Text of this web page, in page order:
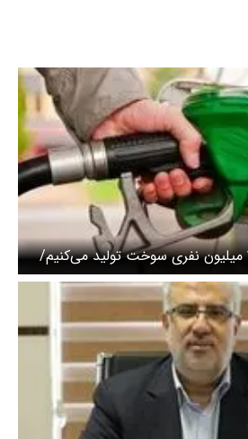
به اندازه یک کشور ۲۵۰ میلیون نفری سوخت تولید می‌کنیم/